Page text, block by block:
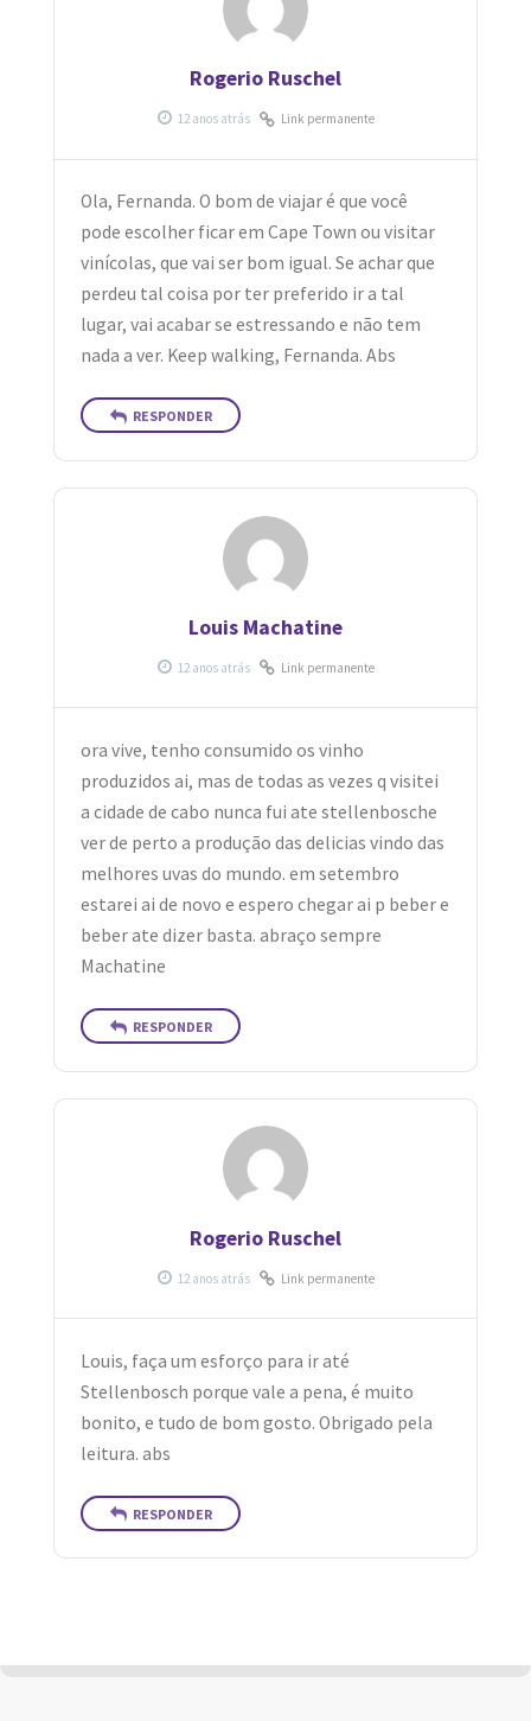
Rogerio Ruschel
Link permanente
Ola, Fernanda. O bom de viajar é que você
pode escolher ficar em Cape Town ou visitar
vinícolas, que vai ser bom igual. Se achar que
perdeu tal coisa por ter preferido ir a tal
lugar, vai acabar se estressando e não tem
nada a ver. Keep walking, Fernanda. Abs
RESPONDER
Louis Machatine
Link permanente
ora vive, tenho consumido os vinho
produzidos ai, mas de todas as vezes q visitei
a cidade de cabo nunca fui ate stellenbosche
ver de perto a produção das delicias vindo das
melhores uvas do mundo. em setembro
estarei ai de novo e espero chegar ai p beber e
beber ate dizer basta. abraço sempre
Machatine
RESPONDER
Rogerio Ruschel
Link permanente
Louis, faça um esforço para ir até
Stellenbosch porque vale a pena, é muito
bonito, e tudo de bom gosto. Obrigado pela
leitura. abs
RESPONDER